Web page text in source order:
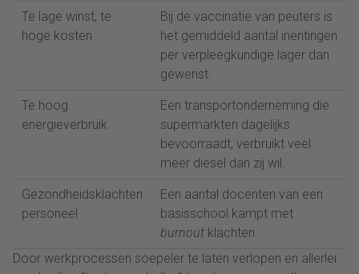
Te lage winst, te
hoge kosten
Bij de vaccinatie van peuters is
het gemiddeld aantal inentingen
per verpleegkundige lager dan
gewenst.
Te hoog
energieverbruik
Een transportonderneming die
supermarkten dagelijks
bevoorraadt, verbruikt veel
meer diesel dan zij wil.
Gezondheidsklachten
personeel
Een aantal docenten van een
basisschool kampt met
burnout klachten.
Door werkprocessen soepeler te laten verlopen en allerlei